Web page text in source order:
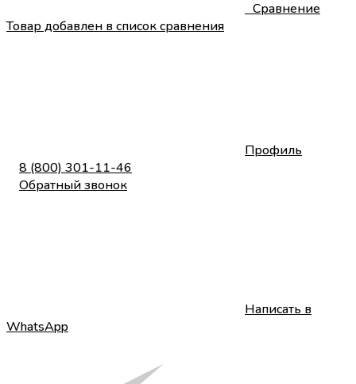
Сравнение
Товар добавлен в список сравнения
Профиль
8 (800) 301-11-46
Обратный звонок
Написать в
WhatsApp